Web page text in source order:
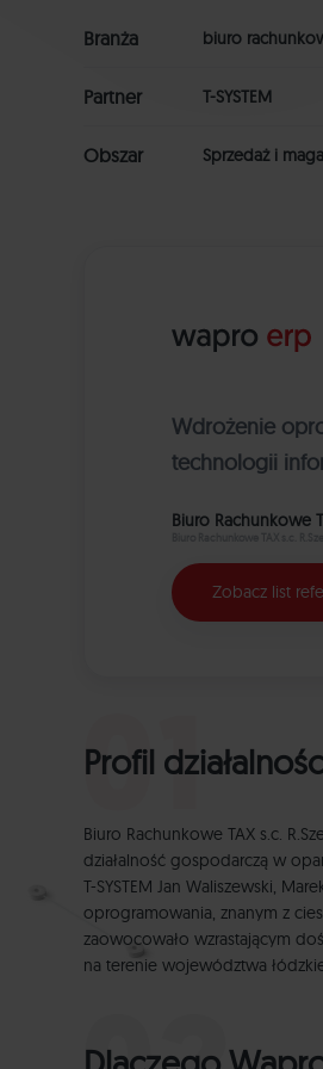
Branża biuro
Partner T-SYSTEM
Obszar Sprzedaż i
Wdrożenie
technologii
Biuro Rachunkowe
Zobacz list
Profil
Biuro Rachunkowe TAX s.c.
działalność gospodarczą w
T-SYSTEM Jan Waliszewski,
oprogramowania, znanym z
zaowocowało wzrastającym
na terenie województwa